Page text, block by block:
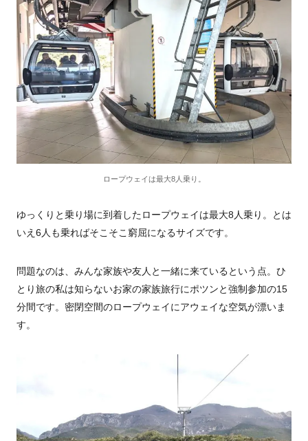
ロープウェイは最大8人乗り。
ゆっくりと乗り場に到着したロープウェイは最大8人乗り。とは
いえ6人も乗ればそこそこ窮屈になるサイズです。
問題なのは、みんな家族や友人と一緒に来ているという点。ひ
とり旅の私は知らないお家の家族旅行にポツンと強制参加の15
分間です。密閉空間のロープウェイにアウェイな空気が漂いま
す。